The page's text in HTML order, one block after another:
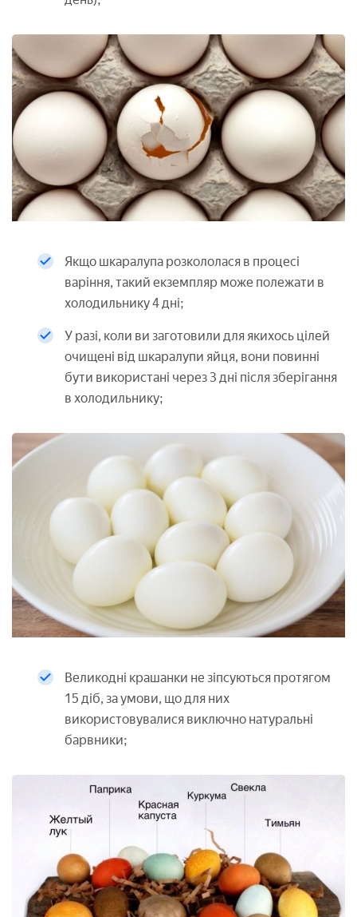
Якщо шкаралупа розкололася в процесі
варіння, такий екземпляр може полежати в
холодильнику 4 дні;
У разі, коли ви заготовили для якихось цілей
очищені від шкаралупи яйця, вони повинні
бути використані через 3 дні після зберігання
в холодильнику;
Великодні крашанки не зіпсуються протягом
15 діб, за умови, що для них
використовувалися виключно натуральні
барвники;